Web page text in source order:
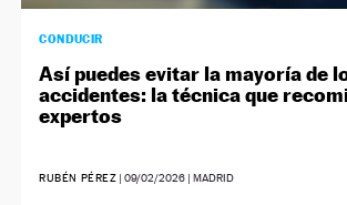
CONDUCIR
Así puedes evitar la mayoría de
accidentes: la técnica que
expertos
RUBÉN PÉREZ |09/02/2026 | MADRID